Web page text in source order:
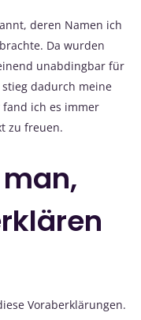
deren Namen ich
Da wurden
unabdingbar für
dadurch meine
fand ich es immer
zu freuen.
Voraberklärungen.